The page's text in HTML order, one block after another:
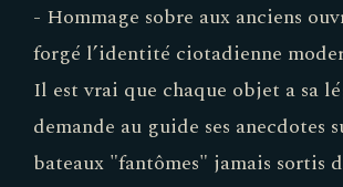
- Hommage sobre aux anciens
forgé l’identité ciotadienne
Il est vrai que chaque objet a sa
demande au guide ses anecdotes
bateaux "fantômes" jamais sortis